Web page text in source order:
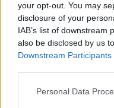
your opt-out. You may
disclosure of your
IAB’s list of downstream
also be disclosed by us
Downstream Participants
Please note that this
Personal Data